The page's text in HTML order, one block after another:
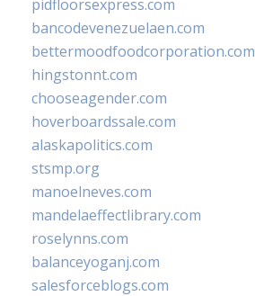
pidfloorsexpress.com
bancodevenezuelaen.com
bettermoodfoodcorporation.com
hingstonnt.com
chooseagender.com
hoverboardssale.com
alaskapolitics.com
stsmp.org
manoelneves.com
mandelaeffectlibrary.com
roselynns.com
balanceyoganj.com
salesforceblogs.com